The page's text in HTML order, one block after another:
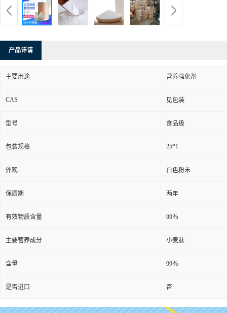
产品详请
主要用途 营养强化剂
CAS 见包装
型号 食品级
包装规格 25*1
外观 白色粉末
保质期 两年
有效物质含量 99％
主要营养成分 小麦肽
含量 99％
是否进口 否